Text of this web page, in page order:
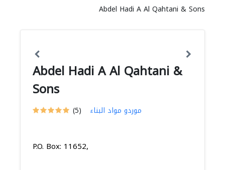
Abdel Hadi A Al Qahtani & Sons
Abdel Hadi A Al Qahtani &
Sons
(5) موردو مواد البناء
P.O. Box: 11652,